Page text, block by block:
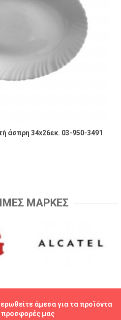
άσπρη 34x26εκ. 03-950-3491
ΜΑΡΚΕΣ
άμεσα για τα προϊόντα
προσφορές μας